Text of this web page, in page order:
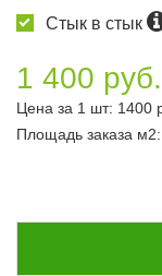
Стык в стык
1 400 руб.
Цена за 1 шт: 1400
Площадь заказа м2: